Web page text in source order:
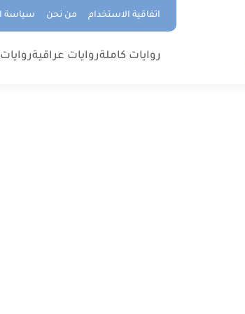
اتفاقية الاستخدام من نحن سياسة
روايات كاملةروايات عراقية